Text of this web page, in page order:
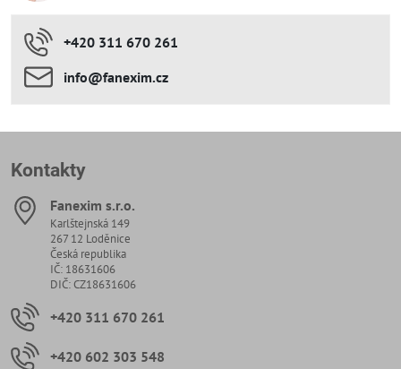
+420 311 670 261
info​​@fanexim​​.cz
Kontakty
Fanexim s​.r​.o​.
Karlštejnská 149
267 12 Loděnice
Česká republika
IČ: 18631606
DIČ: CZ18631606
+420 311 670 261
+420 602 303 548